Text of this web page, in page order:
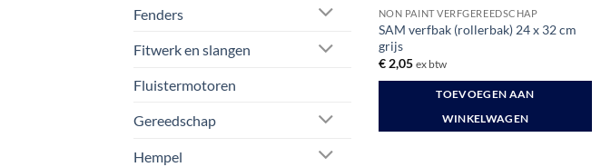
Fenders
Fitwerk en slangen
Fluistermotoren
Gereedschap
Hempel
NON PAINT VERFGEREEDSCHAP
SAM verfbak (rollerbak) 24 x 32 cm
grijs
€2,05 ex btw
TOEVOEGEN AAN
WINKELWAGEN